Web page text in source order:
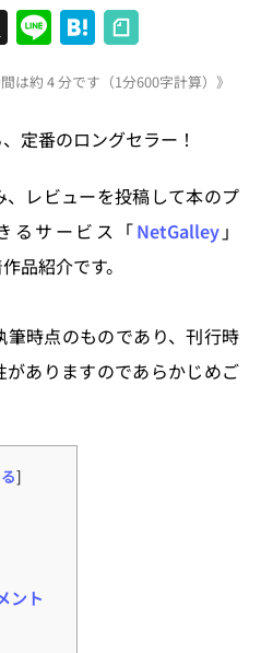
X Li
n
e
H
at
e
n
は約 4 分です（1分600字計算）》
定番のロングセラー！
レビューを投稿して本のプ
るサービス「NetGalley」
品紹介です。
時点のものであり、刊行時
ありますのであらかじめご
]
ント